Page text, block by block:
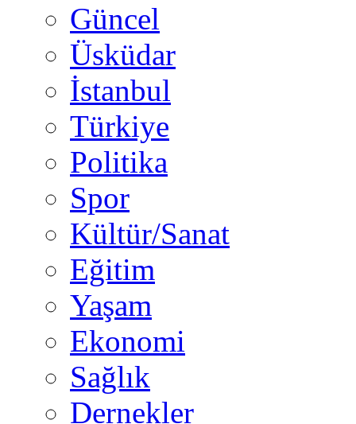
Güncel
Üsküdar
İstanbul
Türkiye
Politika
Spor
Kültür/Sanat
Eğitim
Yaşam
Ekonomi
Sağlık
Dernekler